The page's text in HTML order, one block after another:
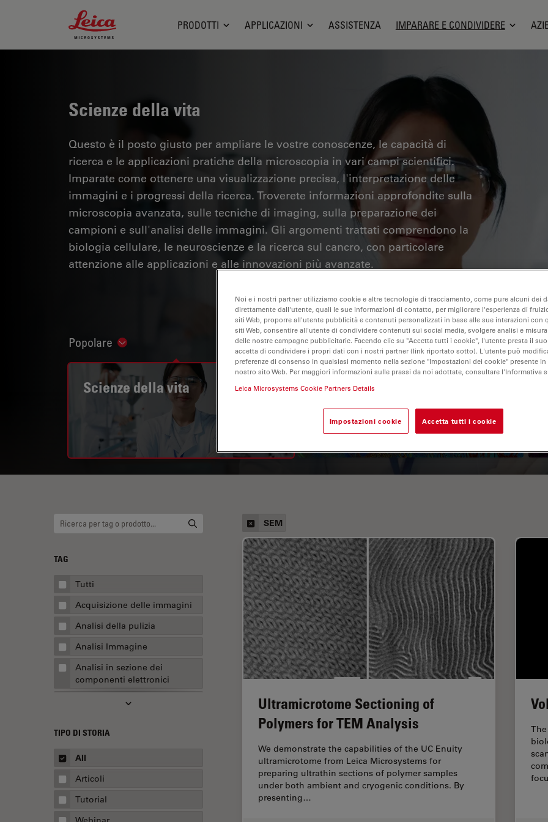
Leica Microsystems Logo
PRODOTTI APPLICAZIONI ASSISTENZA IMPARARE E CONDIVIDERE
Scienze della vita
Questo è il posto giusto per ampliare le vostre conoscenze, le capacità di
ricerca e le applicazioni pratiche della microscopia in vari campi scientifici.
Imparate come ottenere una visualizzazione precisa, l'interpretazione delle
immagini e i progressi della ricerca. Troverete informazioni approfondite sulla
microscopia avanzata, sulle tecniche di imaging, sulla preparazione dei
campioni e sull'analisi delle immagini. Gli argomenti trattati comprendono la
biologia cellulare, le neuroscienze e la ricerca sul cancro, con particolare
attenzione alle applicazioni e alle innovazioni più avanzate.
Popolare Show subnavigation
Scienze della vita
A Guide to Fluorescence
Lifetime Imaging Microscopy
(FLIM)
TAG
Tutti
Acquisizione delle immagini
Analisi della pulizia
Analisi Immagine
Analisi in sezione dei
componenti elettronici
Analisi multiplex spaziale
AR Surgery
Assemblaggio
Automotive e aerospaziale
TIPO DI STORIA
All
Articoli
Tutorial
SEM
Ultramicrotome Sectioning of
Polymers for TEM Analysis
We demonstrate the capabilities of the UC Enuity
ultramicrotome from Leica Microsystems for
preparing ultrathin sections of polymer samples
under both ambient and cryogenic conditions. By
presenting…
Noi e i nostri partner utilizziamo cookie e altre tecnologie di tracciamento, come pure alcuni dei
direttamente dall'utente, quali le sue informazioni di contatto, per migliorare l'esperienza di
siti Web, proporre all'utente pubblicità e contenuti personalizzati in base alle sue interazioni con
siti Web, consentire all'utente di condividere contenuti sui social media, svolgere analisi e
delle nostre campagne pubblicitarie. Facendo clic su "Accetta tutti i cookie", l'utente presta il
accetta di condividere i propri dati con i nostri partner (link riportato sotto). L'utente può
preferenze di consenso in qualsiasi momento nella sezione "Impostazioni dei cookie" presente
nostro sito Web. Per maggiori informazioni sulle prassi da noi adottate, consultare l'Informativa
Leica Microsystems Cookie Partners Details
Impostazioni cookie Accetta tutti i cookie